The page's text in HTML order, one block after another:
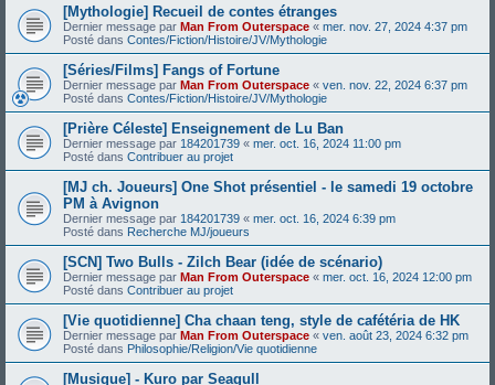
[Mythologie] Recueil de contes étranges
Dernier message par Man From Outerspace « mer. nov. 27, 2024 4:37 pm
Posté dans Contes/Fiction/Histoire/JV/Mythologie
[Séries/Films] Fangs of Fortune
Dernier message par Man From Outerspace « ven. nov. 22, 2024 6:37 pm
Posté dans Contes/Fiction/Histoire/JV/Mythologie
[Prière Céleste] Enseignement de Lu Ban
Dernier message par 184201739 « mer. oct. 16, 2024 11:00 pm
Posté dans Contribuer au projet
[MJ ch. Joueurs] One Shot présentiel - le samedi 19 octobre
PM à Avignon
Dernier message par 184201739 « mer. oct. 16, 2024 6:39 pm
Posté dans Recherche MJ/joueurs
[SCN] Two Bulls - Zilch Bear (idée de scénario)
Dernier message par Man From Outerspace « mer. oct. 16, 2024 12:00 pm
Posté dans Contribuer au projet
[Vie quotidienne] Cha chaan teng, style de cafétéria de HK
Dernier message par Man From Outerspace « ven. août 23, 2024 6:32 pm
Posté dans Philosophie/Religion/Vie quotidienne
[Musique] - Kuro par Seagull